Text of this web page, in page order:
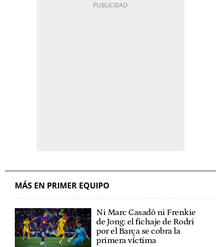
MÁS EN PRIMER EQUIPO
Ni Marc Casadó ni Frenkie
de Jong: el fichaje de Rodri
por el Barça se cobra la
primera víctima